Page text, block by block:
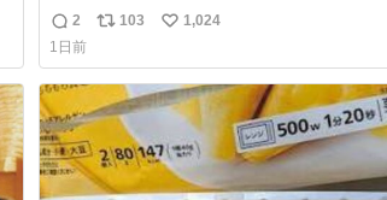
わからない構造のすしざんまいの玉子
返
信
数
2
リ
ス
ト
103
い
ね
数
1,024
1日前